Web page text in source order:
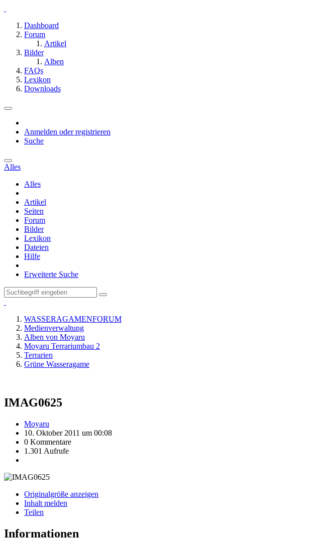
Dashboard
Forum
Artikel
Bilder
Alben
FAQs
Lexikon
Downloads
Anmelden oder registrieren
Suche
Alles
Alles
Artikel
Seiten
Forum
Bilder
Lexikon
Dateien
Hilfe
Erweiterte Suche
WASSERAGAMENFORUM
Medienverwaltung
Alben von Moyaru
Moyaru Terrariumbau 2
Terrarien
Grüne Wasseragame
IMAG0625
Moyaru
10. Oktober 2011 um 00:08
0 Kommentare
1.301 Aufrufe
Originalgröße anzeigen
Inhalt melden
Teilen
Informationen